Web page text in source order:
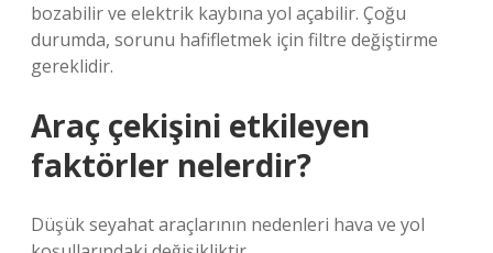
bozabilir ve elektrik kaybına yol açabilir. Çoğu
durumda, sorunu hafifletmek için filtre değiştirme
gereklidir.
Araç çekişini etkileyen
faktörler nelerdir?
Düşük seyahat araçlarının nedenleri hava ve yol